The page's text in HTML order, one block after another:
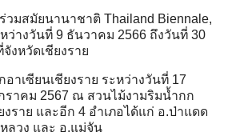
วมสมัยนานาชาติ Thailand Biennale,
ว่างวันที่ 9 ธันวาคม 2566 ถึงวันที่ 30
งหวัดเชียงราย
าเซียนเชียงราย ระหว่างวันที่ 17
ราคม 2567 ณ สวนไม้งามริมน้ำกก
งราย และอีก 4 อำเภอได้แก่ อ.ป่าแดด
ลวง และ อ.แม่จัน